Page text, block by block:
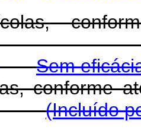
Sem
conforme
(Incluído